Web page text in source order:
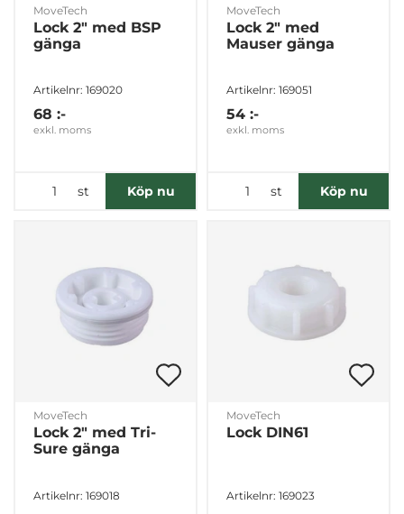
MoveTech
Lock 2" med BSP
gänga
Artikelnr: 169020
68 :-
exkl. moms
st Köp nu
MoveTech
Lock 2" med
Mauser gänga
Artikelnr: 169051
54 :-
exkl. moms
st Köp nu
MoveTech
Lock 2" med Tri-
Sure gänga
Artikelnr: 169018
MoveTech
Lock DIN61
Artikelnr: 169023